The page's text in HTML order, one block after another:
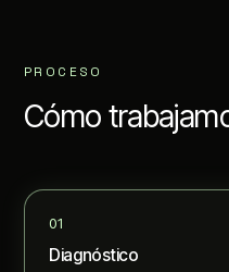
PROCESO
Cómo
Diagnóstico